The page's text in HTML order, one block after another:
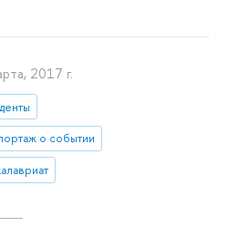
2017 г.
о событии